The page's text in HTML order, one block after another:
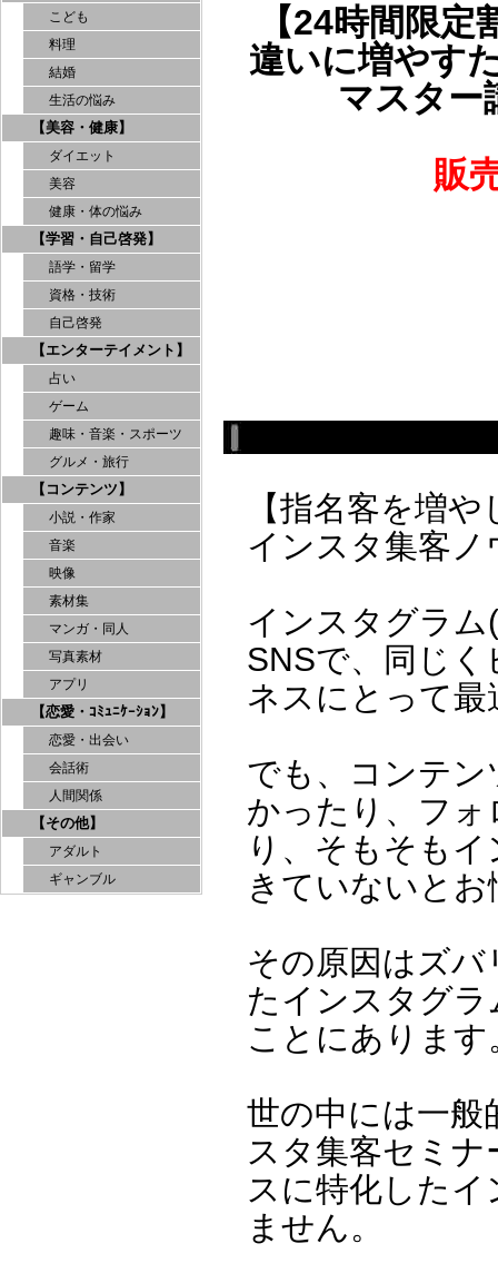
こども
料理
結婚
生活の悩み
【美容・健康】
ダイエット
美容
健康・体の悩み
【学習・自己啓発】
語学・留学
資格・技術
自己啓発
【エンターテイメント】
占い
ゲーム
趣味・音楽・スポーツ
グルメ・旅行
【コンテンツ】
小説・作家
音楽
映像
素材集
マンガ・同人
写真素材
アプリ
【恋愛・ｺﾐｭﾆｹｰｼｮﾝ】
恋愛・出会い
会話術
人間関係
【その他】
アダルト
ギャンブル
【24時間限
違いに増やす
マスター
販
【指名客を増
インスタ集客ノ
インスタグラ
SNSで、同じ
ネスにとって最
でも、コンテ
かったり、フ
り、そもそも
きていないと
その原因はズ
たインスタグ
ことにあります
世の中には一般
スタ集客セミ
スに特化した
ません。